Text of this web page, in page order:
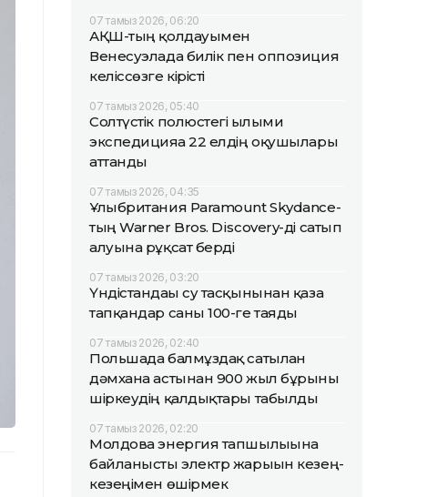
07 тамыз 2026, 06:20
АҚШ-тың қолдауымен
Венесуэлада билік пен оппозиция
келіссөзге кірісті
07 тамыз 2026, 05:40
Солтүстік полюстегі ғылыми
экспедицияға 22 елдің оқушылары
аттанды
07 тамыз 2026, 04:35
Ұлыбритания Paramount Skydance-
тың Warner Bros. Discovery-ді сатып
алуына рұқсат берді
07 тамыз 2026, 03:20
Үндістандағы су тасқынынан қаза
тапқандар саны 100-ге таяды
07 тамыз 2026, 02:40
Польшада балмұздақ сатылған
дәмхана астынан 900 жыл бұрынғы
шіркеудің қалдықтары табылды
07 тамыз 2026, 02:20
Молдова энергия тапшылығына
байланысты электр жарығын кезең-
кезеңімен өшірмек